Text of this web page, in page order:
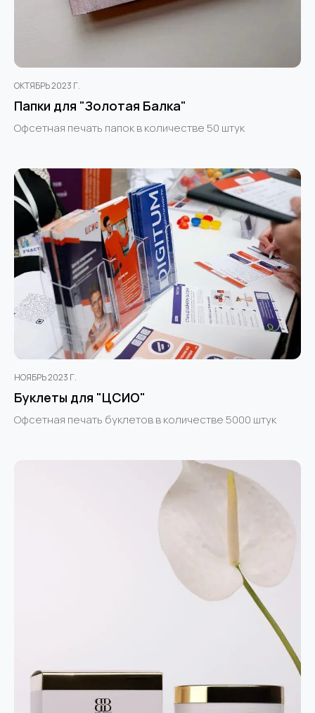
ОКТЯБРЬ 2023 Г.
Папки для "Золотая Балка"
Офсетная печать папок в количестве 50 штук
НОЯБРЬ 2023 Г.
Буклеты для "ЦСИО"
Офсетная печать буклетов в количестве 5000 штук